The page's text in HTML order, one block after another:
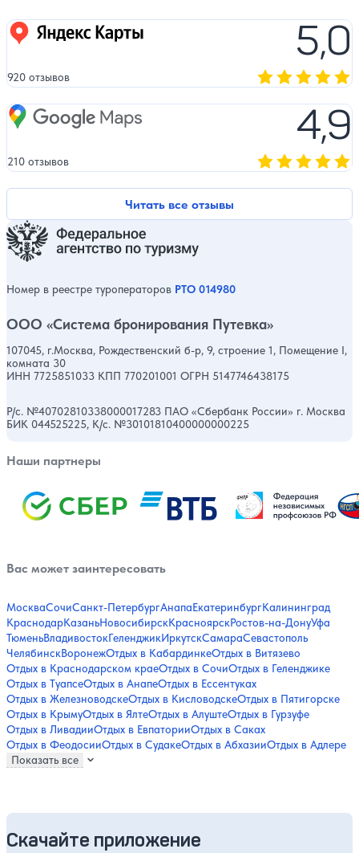
Читать все отзывы
Яндекс карты 5,0
920 отзывов
Google Maps 4,9
210 отзывов
Номер в реестре туроператоров РТО 014980
ООО «Система бронирования Путевка»
107045, г.Москва, Рождественский б-р, 9, строение 1, Помещение I,
комната 30
ИНН 7725851033 КПП 770201001 ОГРН 5147746438175
Р/с. №40702810338000017283 ПАО «Сбербанк России» г. Москва
БИК 044525225, К/с. №30101810400000000225
Наши партнеры
Вас может заинтересовать
МоскваСочиСанкт-ПетербургАнапаЕкатеринбургКалининград
КраснодарКазаньНовосибирскКрасноярскРостов-на-ДонуУфа
ТюменьВладивостокГеленджикИркутскСамараСевастополь
ЧелябинскВоронежОтдых в КабардинкеОтдых в Витязево
Отдых в Краснодарском краеОтдых в СочиОтдых в Геленджике
Отдых в ТуапсеОтдых в АнапеОтдых в Ессентуках
Отдых в ЖелезноводскеОтдых в КисловодскеОтдых в Пятигорске
Отдых в КрымуОтдых в ЯлтеОтдых в АлуштеОтдых в Гурзуфе
Отдых в ЛивадииОтдых в ЕвпаторииОтдых в Саках
Отдых в ФеодосииОтдых в СудакеОтдых в АбхазииОтдых в Адлере
Показать все
Скачайте приложение